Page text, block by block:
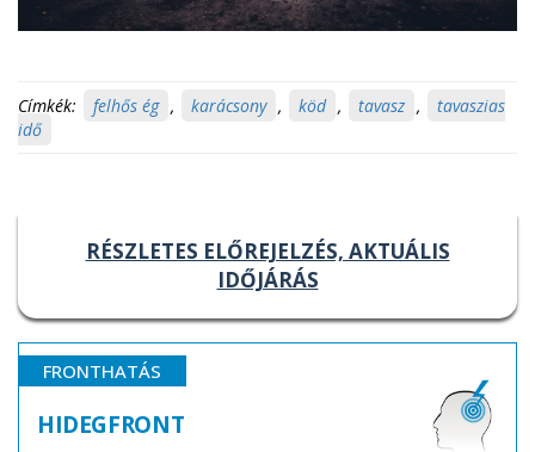
Címkék: felhős ég , karácsony , köd , tavasz ,
tavaszias
idő
RÉSZLETES ELŐREJELZÉS, AKTUÁLIS
IDŐJÁRÁS
FRONTHATÁS
HIDEGFRONT